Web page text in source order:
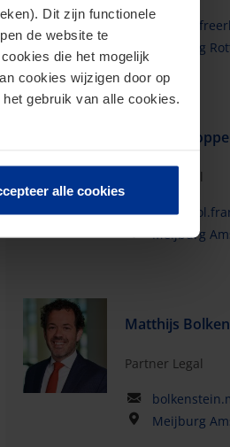
Dit zijn functionele
de website te
die het mogelijk
cookies wijzigen door op
gebruik van alle cookies.
alle cookies
Meijburg
François
Partner Legal
Meijburg
Matthijs
Partner Legal
Meijburg